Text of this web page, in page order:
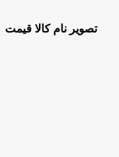
سیم گیتارتصویر نام کالا قیمت